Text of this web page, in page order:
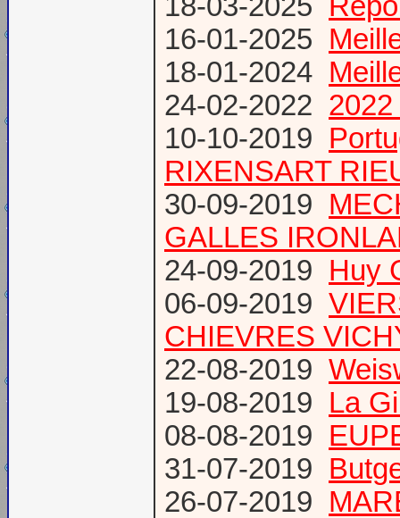
16-01-2025
18-01-2024
24-02-2022
10-10-2019
RIXENSART
30-09-2019
GALLES
24-09-2019 Huy
06-09-2019
CHIEVRES
22-08-2019
19-08-2019 La
08-08-2019
31-07-2019
26-07-2019